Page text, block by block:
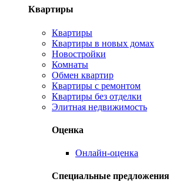
Квартиры
Квартиры
Квартиры в новых домах
Новостройки
Комнаты
Обмен квартир
Квартиры с ремонтом
Квартиры без отделки
Элитная недвижимость
Оценка
Онлайн-оценка
Специальные предложения